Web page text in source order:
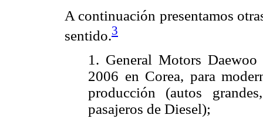
A continuación presentamos
sentido.3
1. General Motors
2006 en Corea, para
producción (autos
pasajeros de Diesel);